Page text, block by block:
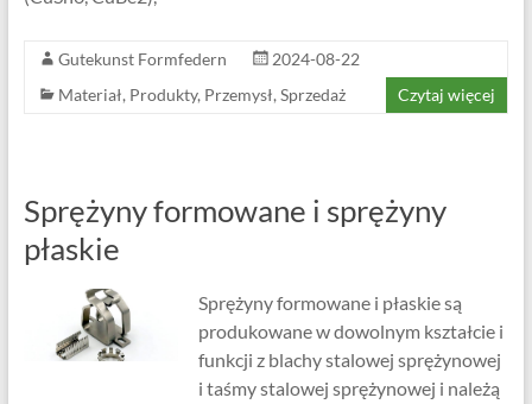
Gutekunst Formfedern
2024-08-22
Materiał, Produkty, Przemysł, Sprzedaż Czytaj więcej
Sprężyny formowane i sprężyny
płaskie
Sprężyny formowane i płaskie są
produkowane w dowolnym kształcie i
funkcji z blachy stalowej sprężynowej
i taśmy stalowej sprężynowej i należą